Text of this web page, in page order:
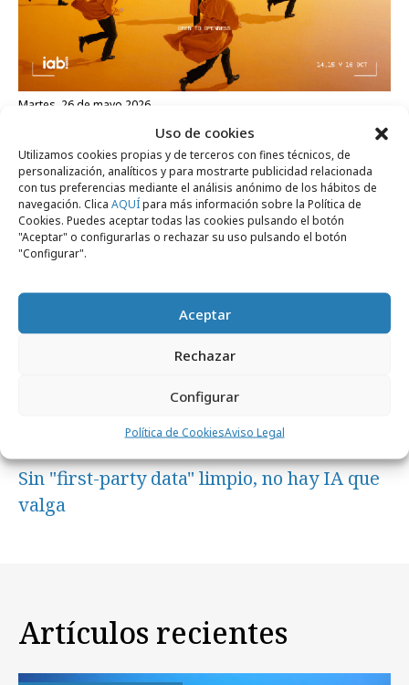
Uso de cookies
Utilizamos cookies propias y de terceros con fines técnicos, de
personalización, analíticos y para mostrarte publicidad relacionada
con tus preferencias mediante el análisis anónimo de los hábitos de
navegación. Clica AQUÍpara más información sobre la Política de
Cookies. Puedes aceptar todas las cookies pulsando el botón
"Aceptar" o configurarlas o rechazar su uso pulsando el botón
"Configurar".
Aceptar
Rechazar
Configurar
Política de CookiesAviso Legal
martes, 26 de mayo 2026
Jurado Online de los Premios Inspirational
2026
Opinión
Sin "first-party data" limpio, no hay IA que
valga
Artículos recientes